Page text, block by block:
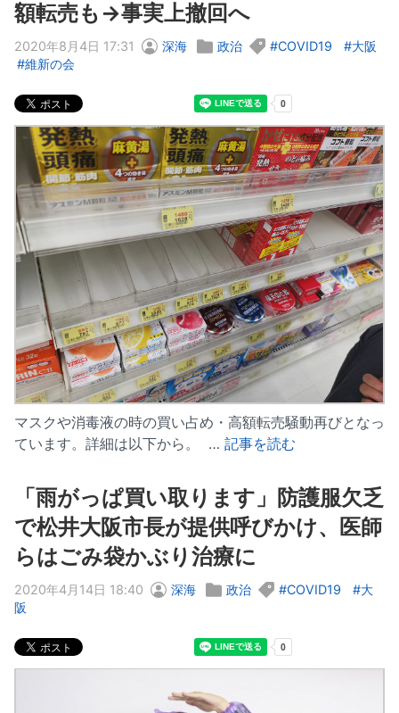
額転売も→事実上撤回へ
2020年8月4日 17:31 深海 政治 COVID19
大阪
維新の会
マスクや消毒液の時の買い占め・高額転売騒動再びとなっ
ています。詳細は以下から。 … 記事を読む
「雨がっぱ買い取ります」防護服欠乏
で松井大阪市長が提供呼びかけ、医師
らはごみ袋かぶり治療に
2020年4月14日 18:40 深海 政治 COVID19
大
阪